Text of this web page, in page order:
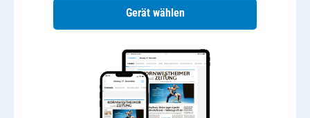
Gerät wählen